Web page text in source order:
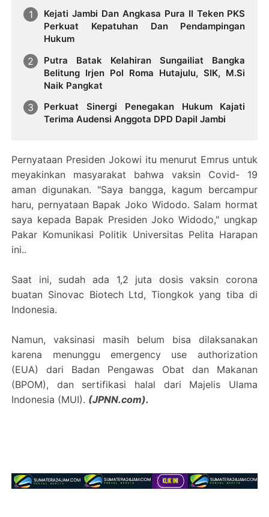
Kejati Jambi Dan Angkasa Pura II Teken PKS
Perkuat Kepatuhan Dan Pendampingan
Hukum
Putra Batak Kelahiran Sungailiat Bangka
Belitung Irjen Pol Roma Hutajulu, SIK, M.Si
Naik Pangkat
Perkuat Sinergi Penegakan Hukum Kajati
Terima Audensi Anggota DPD Dapil Jambi
Pernyataan Presiden Jokowi itu menurut Emrus untuk
meyakinkan masyarakat bahwa vaksin Covid- 19
aman digunakan. "Saya bangga, kagum bercampur
haru, pernyataan Bapak Joko Widodo. Salam hormat
saya kepada Bapak Presiden Joko Widodo," ungkap
Pakar Komunikasi Politik Universitas Pelita Harapan
ini..
Saat ini, sudah ada 1,2 juta dosis vaksin corona
buatan Sinovac Biotech Ltd, Tiongkok yang tiba di
Indonesia.
Namun, vaksinasi masih belum bisa dilaksanakan
karena menunggu emergency use authorization
(EUA) dari Badan Pengawas Obat dan Makanan
(BPOM), dan sertifikasi halal dari Majelis Ulama
Indonesia (MUI). (JPNN.com).